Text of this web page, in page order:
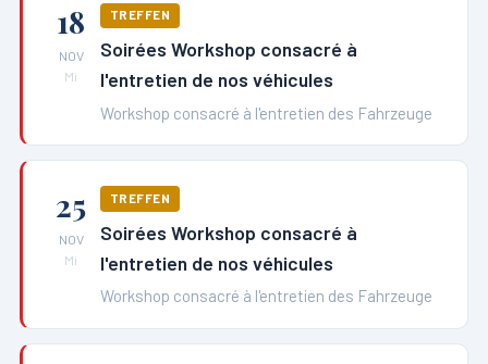
18
NOV
Mi
TREFFEN
Soirées Workshop consacré à
l'entretien de nos véhicules
Workshop consacré à l'entretien des Fahrzeuge
25
NOV
Mi
TREFFEN
Soirées Workshop consacré à
l'entretien de nos véhicules
Workshop consacré à l'entretien des Fahrzeuge